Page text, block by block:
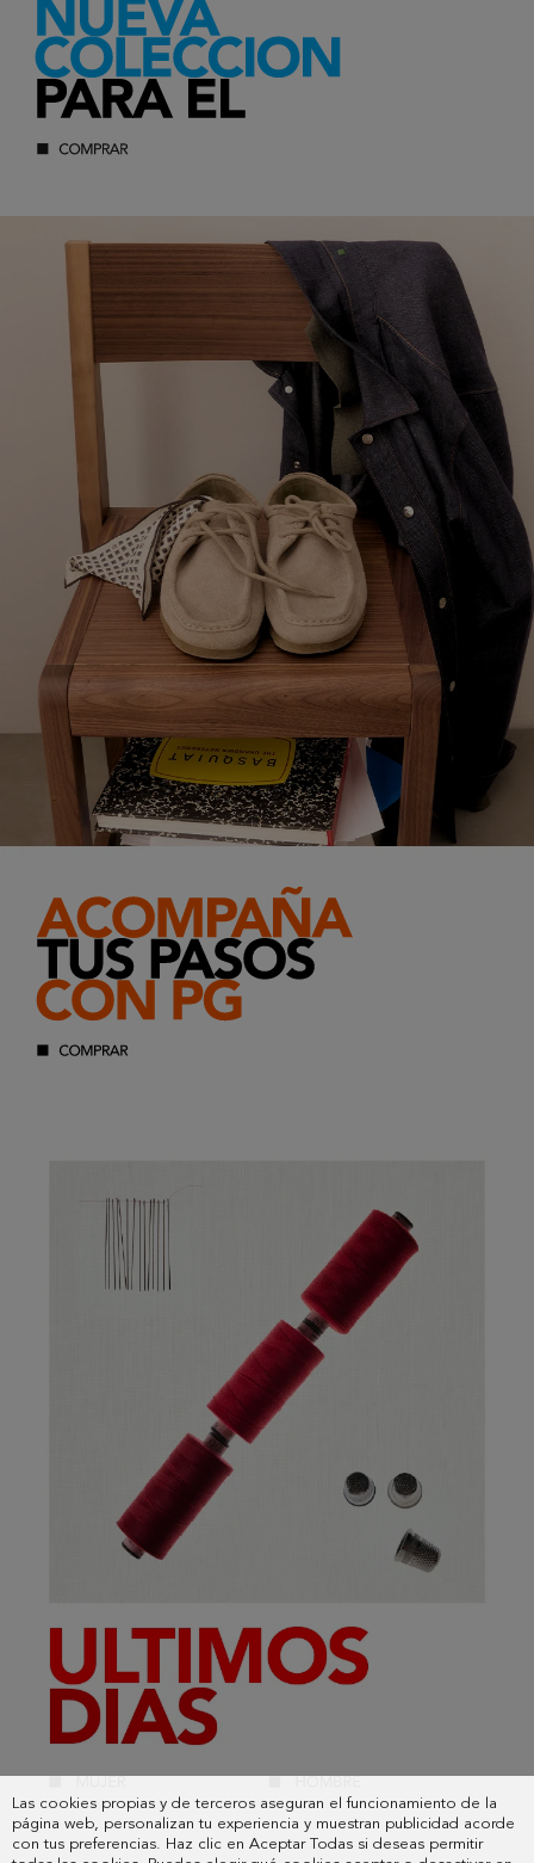
Las cookies propias y de terceros aseguran el funcionamiento de la
página web, personalizan tu experiencia y muestran publicidad acorde
con tus preferencias. Haz clic en Aceptar Todas si deseas permitir